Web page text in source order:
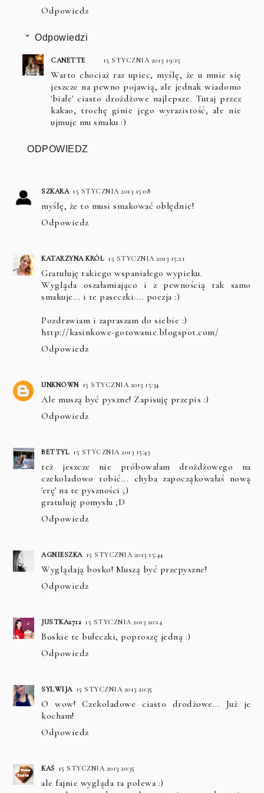
Odpowiedz
Odpowiedzi
CANETTE 15 STYCZNIA 2013 19:15
Warto chociaż raz upiec, myślę, że u mnie się
jeszcze na pewno pojawią, ale jednak wiadomo
'białe' ciasto drożdżowe najlepsze. Tutaj przez
kakao, trochę ginie jego wyrazistość, ale nie
ujmuje mu smaku :)
ODPOWIEDZ
SZKARA 15 STYCZNIA 2013 15:08
myślę, że to musi smakować obłędnie!
Odpowiedz
KATARZYNA KRÓL 15 STYCZNIA 2013 15:21
Gratuluję takiego wspaniałego wypieku.
Wygląda oszałamiająco i z pewnością tak samo
smakuje... i te paseczki.... poezja :)
Pozdrawiam i zapraszam do siebie :)
http://kasinkowe-gotowanie.blogspot.com/
Odpowiedz
UNKNOWN 15 STYCZNIA 2013 15:34
Ale muszą być pyszne! Zapisuję przepis :)
Odpowiedz
BETTYL 15 STYCZNIA 2013 15:43
też jeszcze nie próbowałam drożdżowego na
czekoladowo robić... chyba zapocząkowałaś nową
'erę' na te pyszności ;)
gratuluję pomysłu ;D
Odpowiedz
AGNIESZKA 15 STYCZNIA 2013 15:44
Wyglądają bosko! Muszą być przepyszne!
Odpowiedz
JUSTKA2712 15 STYCZNIA 2013 20:14
Boskie te bułeczki, poproszę jedną :)
Odpowiedz
SYLWIJA 15 STYCZNIA 2013 20:35
O wow! Czekoladowe ciasto drodżowe... Już je
kocham!
Odpowiedz
KAŚ 15 STYCZNIA 2013 20:35
ale fajnie wygląda ta polewa :)